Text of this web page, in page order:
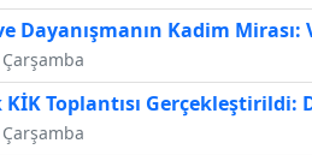
Dayanışmanın Kadim
KİK Toplantısı